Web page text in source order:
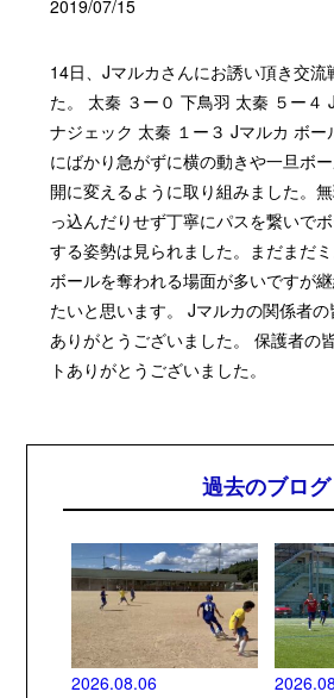
2019/07/15
14日、Jマルカさんにお誘い頂き交流
た。 太秦 ３ー０ 下鳥羽 太秦 ５ー４
ナジェック 太秦 １ー３ Jマルカ ボ
にばかり急がずに横の動きや一旦ボ
開に変えるように取り組みました。
っ込んだりせず丁寧にパスを繋いで
する姿勢は見られました。まだまだ
ボールを奪われる場面が多いですが
たいと思います。 Jマルカの関係者
ありがとうございました。 保護者の
トありがとうございました。
過去のブログ
2026.08.06